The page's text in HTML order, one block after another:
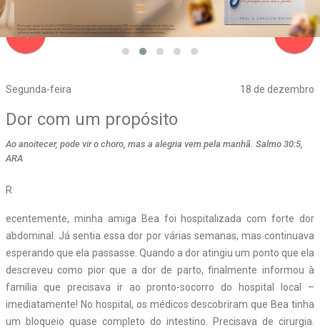
Segunda-feira 18 de dezembro
navigate_before
Dor com um propósito
Ao anoitecer, pode vir o choro, mas a alegria vem pela manhã. Salmo 30:5,
ARA
R
ecentemente, minha amiga Bea foi hospitalizada com forte dor
abdominal. Já sentia essa dor por várias semanas, mas continuava
esperando que ela passasse. Quando a dor atingiu um ponto que ela
descreveu como pior que a dor de parto, finalmente informou à
família que precisava ir ao pronto-socorro do hospital local –
imediatamente! No hospital, os médicos descobriram que Bea tinha
um bloqueio quase completo do intestino. Precisava de cirurgia.
navigate_next